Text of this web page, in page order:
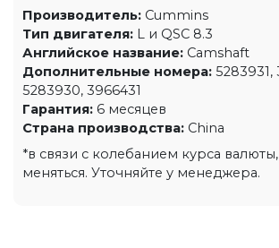
Производитель: Cummins
Тип двигателя: L и QSC 8.3
Английское название: Camshaft
Дополнительные номера: 5283931,
5283930, 3966431
Гарантия: 6 месяцев
Страна производства: China
*в связи с колебанием курса
меняться. Уточняйте у менеджера.